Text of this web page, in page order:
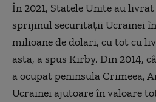
În 2021, Statele Unite au
sprijinul securității Ucrainei în
milioane de dolari, cu tot cu
asta, a spus Kirby. Din 2014,
a ocupat peninsula Crimeea,
Ucrainei ajutoare în valoare